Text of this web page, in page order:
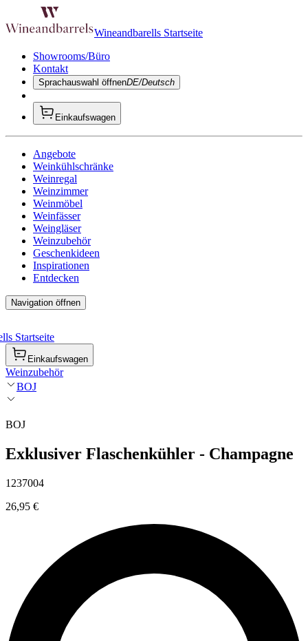
Wineandbarells Startseite
Showrooms/Büro
Kontakt
Sprachauswahl öffnenDE/Deutsch
Einkaufswagen
Angebote
Weinkühlschränke
Weinregal
Weinzimmer
Weinmöbel
Weinfässer
Weingläser
Weinzubehör
Geschenkideen
Inspirationen
Entdecken
Navigation öffnen
Startseite
Einkaufswagen
Weinzubehör
BOJ
BOJ
Exklusiver Flaschenkühler - Champagne
1237004
26,95 €